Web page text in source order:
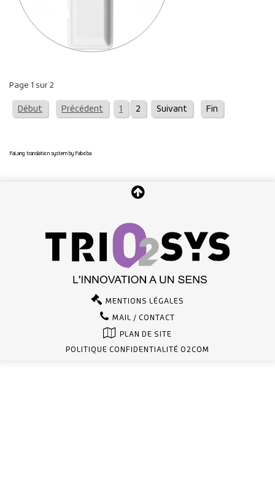
Page 1 sur 2
Début Précédent 1 2 Suivant Fin
FaLang translation system by Faboba
MENTIONS LÉGALES
MAIL / CONTACT
PLAN DE SITE
POLITIQUE CONFIDENTIALITÉ O2COM